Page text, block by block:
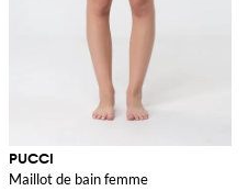
PUCCI
Maillot de bain femme